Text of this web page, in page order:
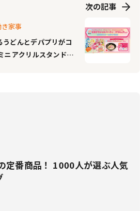
次の記事
家事
うどんとデパプリがコ
ニアクリルスタンド付
定番商品！ 1000人が選ぶ人気